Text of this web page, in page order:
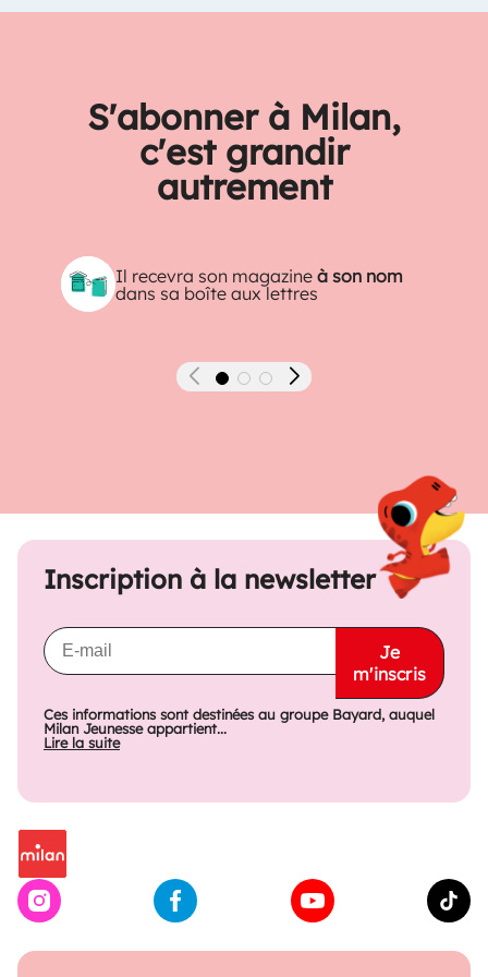
S'abonner à Milan,
c'est grandir
autrement
Il recevra son magazineà son nom
dans sa boîte aux lettres
Précédent Suivant
Inscription à la newsletter
Je
m'inscris
Ces informations sont destinées au groupe Bayard, auquel
Milan Jeunesse appartient...
Lire la suite